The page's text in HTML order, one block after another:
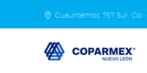
Cuauhtémoc 757 Sur. Col.